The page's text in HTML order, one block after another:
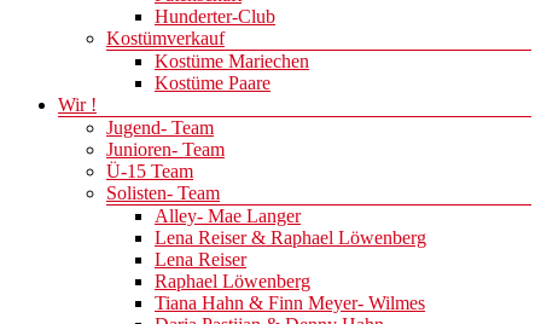
Hunderter-Club
Kostümverkauf
Kostüme Mariechen
Kostüme Paare
Wir !
Jugend- Team
Junioren- Team
Ü-15 Team
Solisten- Team
Alley- Mae Langer
Lena Reiser & Raphael Löwenberg
Lena Reiser
Raphael Löwenberg
Tiana Hahn & Finn Meyer- Wilmes